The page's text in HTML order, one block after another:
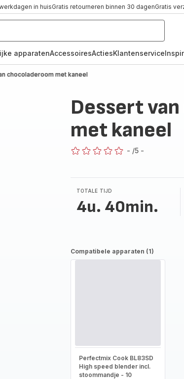
in huisGratis retourneren binnen 30 dagenGratis
apparatenAccessoiresActiesKlantenservice
chocoladeroom met kaneel
Dessert
met kaneel
- /5 -
TOTALE TIJD
4u. 40min.
Compatibele apparaten (1)
Perfectmix Cook BL83SD
High speed blender incl.
stoommandje - 10